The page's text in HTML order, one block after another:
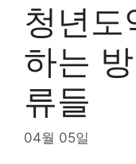
청년도
하는
류들
04월 05일